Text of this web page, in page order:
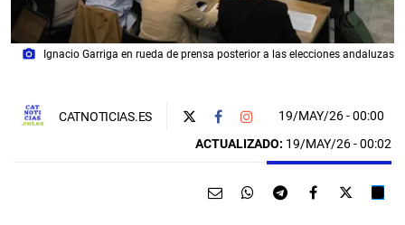
photo_camera Ignacio Garriga en rueda de prensa posterior a las elecciones andaluzas
CATNOTICIAS.ES 19/MAY/26- 00:00
ACTUALIZADO: 19/MAY/26 - 00:02